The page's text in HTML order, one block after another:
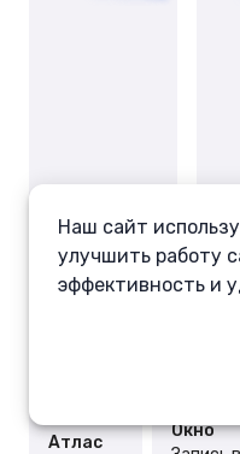
Атлас
Окно
Наш сайт
улучшить работу
эффективность и